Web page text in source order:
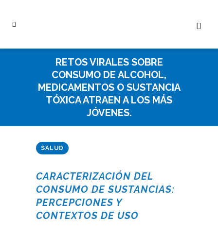
RETOS VIRALES SOBRE
CONSUMO DE ALCOHOL,
MEDICAMENTOS O SUSTANCIA
TÓXICA ATRAEN A LOS MÁS
JÓVENES.
SALUD
CARACTERIZACIÓN DEL
CONSUMO DE SUSTANCIAS:
PERCEPCIONES Y
CONTEXTOS DE USO